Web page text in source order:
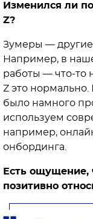
Изменился ли
Z?
Зумеры —
Например, в
работы — что-то
Z это
было намного
используем
например,
онбординга.
Есть ощущение,
позитивно